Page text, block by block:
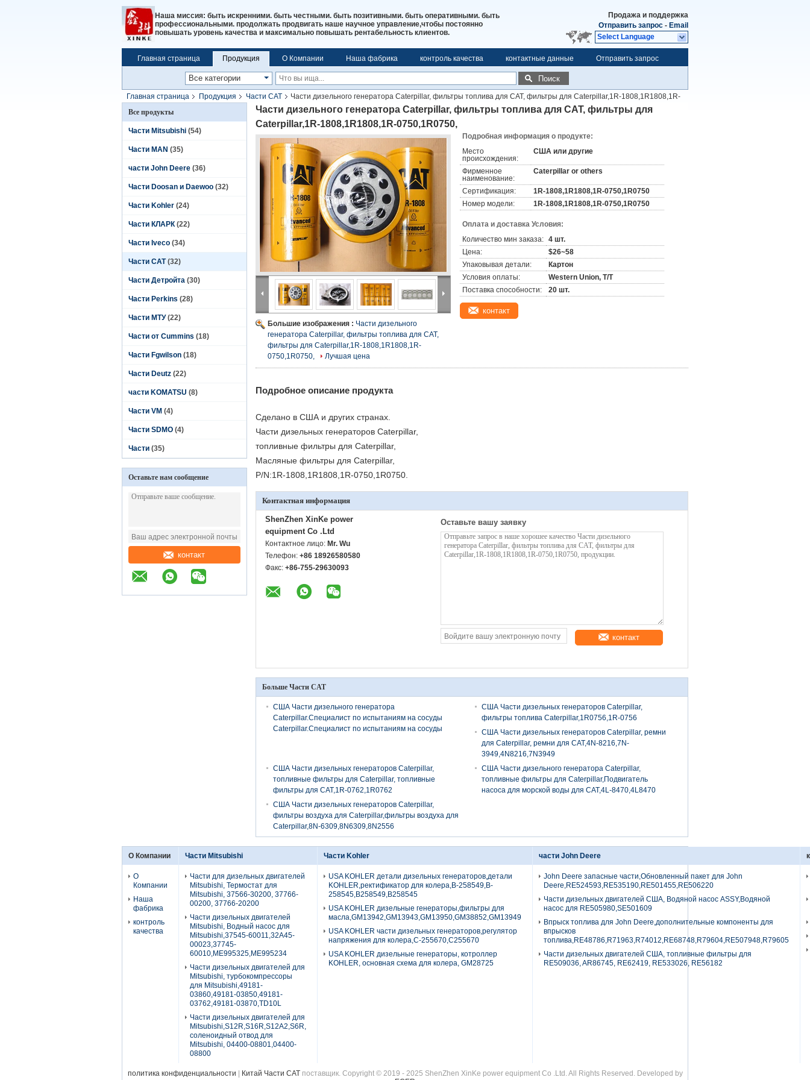
Наша миссия: быть искренними. быть честными. быть позитивными. быть оперативными. быть
профессиональными. продолжать продвигать наше научное управление,чтобы постоянно
повышать уровень качества и максимально повышать рентабельность клиентов.
Продажа и поддержка
Отправить запрос - Email
Select Language
Главная страница Продукция О Компании Наша фабрика контроль качества контактные данные Отправить запрос
Поиск
Главная страница Продукция Части CAT
Части дизельного генератора Caterpillar, фильтры топлива для CAT, фильтры для Caterpillar,1R-1808,1R1808,1R-
0750,1R0750,
Все продукты
Части Mitsubishi (54)
Части MAN (35)
части John Deere (36)
Части Doosan и Daewoo (32)
Части Kohler (24)
Части КЛАРК (22)
Части Iveco (34)
Части CAT (32)
Части Детройта (30)
Части Perkins (28)
Части МТУ (22)
Части от Cummins (18)
Части Fgwilson (18)
Части Deutz (22)
части KOMATSU (8)
Части VM (4)
Части SDMO (4)
Части (35)
Оставьте нам сообщение
контакт
Части дизельного генератора Caterpillar, фильтры топлива для CAT, фильтры для
Caterpillar,1R-1808,1R1808,1R-0750,1R0750,
Большие изображения : Части дизельного
генератора Caterpillar, фильтры топлива для CAT,
фильтры для Caterpillar,1R-1808,1R1808,1R-
0750,1R0750,
Лучшая цена
Подробная информация о продукте:
Место
происхождения:
США или другие
Фирменное
наименование:
Caterpillar or others
Сертификация:
1R-1808,1R1808,1R-0750,1R0750
Номер модели:
1R-1808,1R1808,1R-0750,1R0750
Оплата и доставка Условия:
Количество мин заказа: 4 шт.
Цена:
$26~58
Упаковывая детали:
Картон
Условия оплаты:
Western Union, T/T
Поставка способности:
20 шт.
контакт
Подробное описание продукта
Сделано в США и других странах.
Части дизельных генераторов Caterpillar,
топливные фильтры для Caterpillar,
Масляные фильтры для Caterpillar,
P/N:1R-1808,1R1808,1R-0750,1R0750.
Контактная информация
ShenZhen XinKe power
equipment Co .Ltd
Контактное лицо: Mr. Wu
Телефон: +86 18926580580
Факс: +86-755-29630093
Оставьте вашу заявку
контакт
Больше Части CAT
США Части дизельного генератора
Caterpillar.Специалист по испытаниям на сосуды
Caterpillar.Специалист по испытаниям на сосуды
США Части дизельных генераторов Caterpillar,
фильтры топлива Caterpillar,1R0756,1R-0756
США Части дизельных генераторов Caterpillar, ремни
для Caterpillar, ремни для CAT,4N-8216,7N-
3949,4N8216,7N3949
США Части дизельных генераторов Caterpillar,
топливные фильтры для Caterpillar, топливные
фильтры для CAT,1R-0762,1R0762
США Части дизельного генератора Caterpillar,
топливные фильтры для Caterpillar,Подвигатель
насоса для морской воды для CAT,4L-8470,4L8470
США Части дизельных генераторов Caterpillar,
фильтры воздуха для Caterpillar,фильтры воздуха для
Caterpillar,8N-6309,8N6309,8N2556
О Компании
О
Компании
Наша
фабрика
контроль
качества
Части Mitsubishi
Части для дизельных двигателей
Mitsubishi, Термостат для
Mitsubishi, 37566-30200, 37766-
00200, 37766-20200
Части дизельных двигателей
Mitsubishi, Водный насос для
Mitsubishi,37545-60011,32A45-
00023,37745-
60010,ME995325,ME995234
Части дизельных двигателей для
Mitsubishi, турбокомпрессоры
для Mitsubishi,49181-
03860,49181-03850,49181-
03762,49181-03870,TD10L
Части дизельных двигателей для
Mitsubishi,S12R,S16R,S12A2,S6R,
соленоидный отвод для
Mitsubishi, 04400-08801,04400-
08800
Части Kohler
USA KOHLER детали дизельных генераторов,детали
KOHLER,ректификатор для колера,B-258549,B-
258545,B258549,B258545
USA KOHLER дизельные генераторы,фильтры для
масла,GM13942,GM13943,GM13950,GM38852,GM13949
USA KOHLER части дизельных генераторов,регулятор
напряжения для колера,C-255670,C255670
USA KOHLER дизельные генераторы, котроллер
KOHLER, основная схема для колера, GM28725
части John Deere
John Deere запасные части,Обновленный пакет для John
Deere,RE524593,RE535190,RE501455,RE506220
Части дизельных двигателей США, Водяной насос ASSY,Водяной
насос для RE505980,SE501609
Впрыск топлива для John Deere,дополнительные компоненты для
впрысков
топлива,RE48786,R71963,R74012,RE68748,R79604,RE507948,R79605
Части дизельных двигателей США, топливные фильтры для
RE509036, AR86745, RE62419, RE533026, RE56182
политика конфиденциальности Китай Части CATпоставщик. Copyright © 2019 - 2025 ShenZhen XinKe power equipment Co .Ltd. All Rights Reserved. Developed by